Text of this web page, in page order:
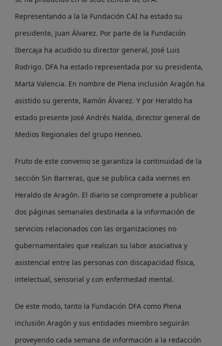
Representando a la la Fundación CAI ha estado su
presidente, Juan Álvarez. Por parte de la Fundación
Ibercaja ha acudido su director general, José Luis
Rodrigo. DFA ha estado representada por su presidenta,
Marta Valencia. En nombre de Plena inclusión Aragón ha
asistido su gerente, Ramón Álvarez. Y por Heraldo ha
estado presente José Andrés Nalda, director general de
Medios Regionales del grupo Henneo.
Fruto de este convenio se garantiza la continuidad de la
sección Sin Barreras, que se publica cada viernes en
Heraldo de Aragón. El diario se compromete a publicar
dos páginas semanales destinada a la información de
servicios relacionados con las organizaciones no
gubernamentales que realizan su labor asociativa y
asistencial entre las personas con discapacidad física,
intelectual, sensorial y con enfermedad mental.
De este modo, tanto la Fundación DFA como Plena
inclusión Aragón y sus entidades miembro seguirán
proveyendo cada semana de información a la redacción